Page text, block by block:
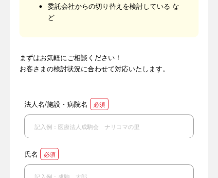
委託会社からの切り替えを検討している な
ど
まずはお気軽にご相談ください！
お客さまの検討状況に合わせて対応いたします。
法人名/施設・病院名 必須
氏名 必須